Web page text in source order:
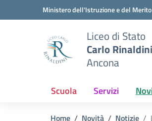
Vai ai contenuti
Vai al menu di navigazioneMinistero dell'Istruzione e del Merito
Liceo di Stato
Carlo Rinaldini
Ancona
Scuola Servizi
Home Novità Notizie